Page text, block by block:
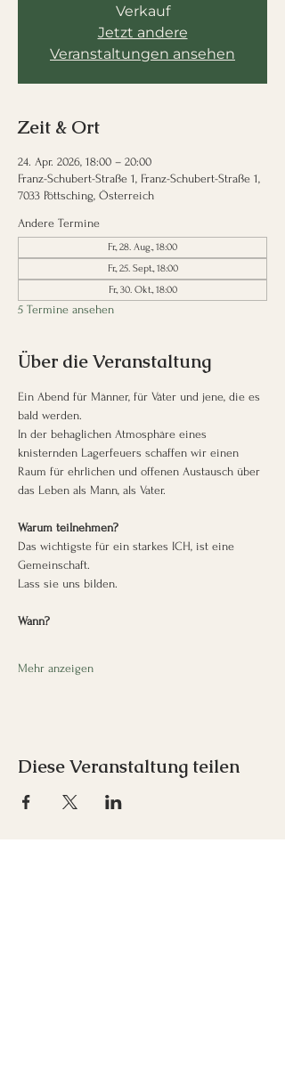
Verkauf
Jetzt andere
Veranstaltungen ansehen
Zeit & Ort
24. Apr. 2026, 18:00 – 20:00
Franz-Schubert-Straße 1, Franz-Schubert-Straße 1,
7033 Pöttsching, Österreich
Andere Termine
Fr., 28. Aug., 18:00
Fr., 25. Sept., 18:00
Fr., 30. Okt., 18:00
5 Termine ansehen
Über die Veranstaltung
Ein Abend für Männer, für Väter und jene, die es
bald werden.
In der behaglichen Atmosphäre eines
knisternden Lagerfeuers schaffen wir einen
Raum für ehrlichen und offenen Austausch über
das Leben als Mann, als Vater.
Warum teilnehmen?
Das wichtigste für ein starkes ICH, ist eine
Gemeinschaft.
Lass sie uns bilden.
Wann?
Mehr anzeigen
Diese Veranstaltung teilen